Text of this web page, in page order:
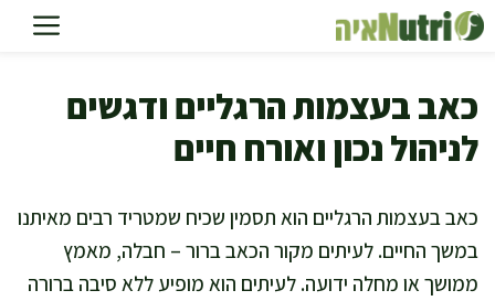
לדלג
לתוכן
כאב בעצמות הרגליים ודגשים
לניהול נכון ואורח חיים
כאב בעצמות הרגליים הוא תסמין שכיח שמטריד רבים מאיתנו
במשך החיים. לעיתים מקור הכאב ברור – חבלה, מאמץ
ממושך או מחלה ידועה. לעיתים הוא מופיע ללא סיבה ברורה